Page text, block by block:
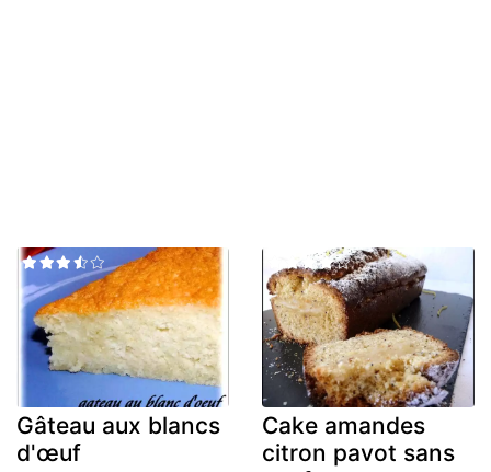
Gâteau aux blancs
d'œuf
Cake amandes
citron pavot sans